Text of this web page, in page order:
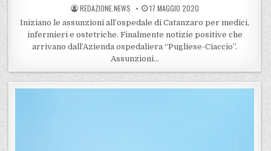
POSTED BY
REDAZIONE.NEWS POSTED ON
17 MAGGIO 2020
Iniziano le assunzioni all’ospedale di Catanzaro per medici,
infermieri e ostetriche. Finalmente notizie positive che
arrivano dall’Azienda ospedaliera “Pugliese-Ciaccio”.
Assunzioni…